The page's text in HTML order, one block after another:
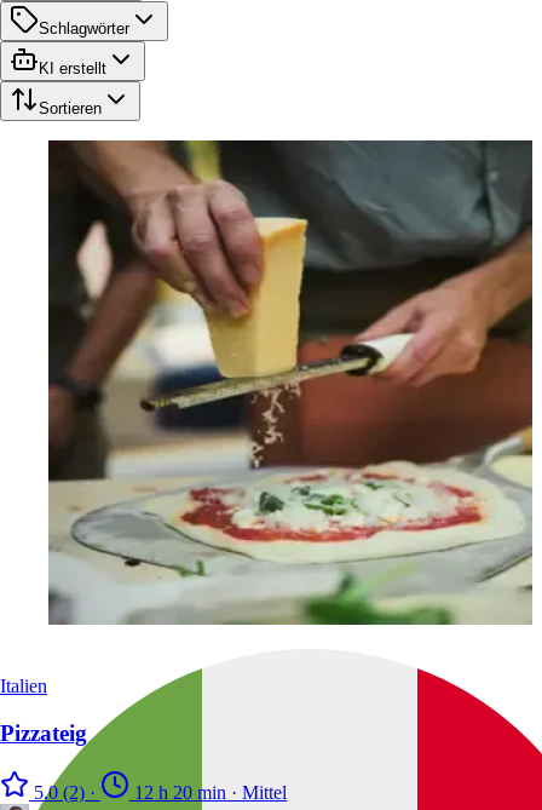
Schlagwörter
KI erstellt
Sortieren
Italien
Pizzateig
5.0 (2) · 12 h 20 min · Mittel